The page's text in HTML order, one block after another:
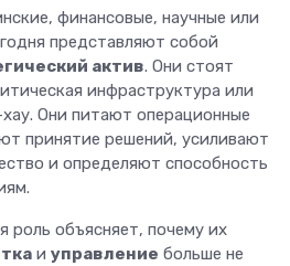
финансовые, научные или
представляют собой
актив. Они стоят
инфраструктура или
Они питают операционные
принятие решений, усиливают
и определяют способность
роль объясняет, почему их
и управление больше не